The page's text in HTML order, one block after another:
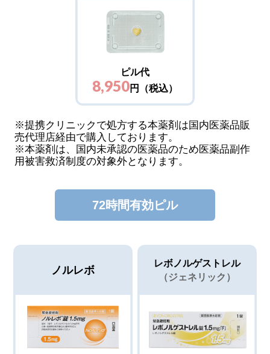
ピル代
8,950円（税込）
※提携クリニックで処方する本薬剤は国内医薬品販
売代理店経由で購入しております。
※本薬剤は、国内未承認の医薬品のため医薬品副作
用被害救済制度の対象外となります。
72時間有効ピル
ノルレボ
レボノルゲストレル
（ジェネリック）